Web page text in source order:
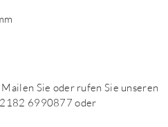
Sie oder rufen Sie unseren
6990877 oder